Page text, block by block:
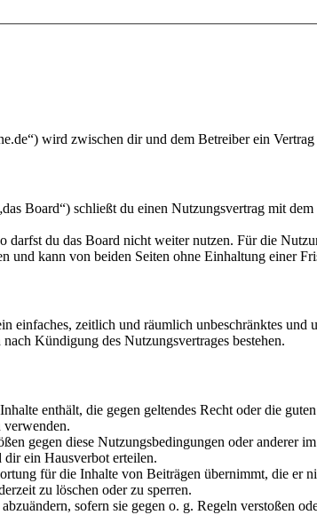
wird zwischen dir und dem Betreiber ein
Board“) schließt du einen Nutzungsvertrag mit
darfst du das Board nicht weiter nutzen. Für die
und kann von beiden Seiten ohne Einhaltung einer
einfaches, zeitlich und räumlich unbeschränktes
Kündigung des Nutzungsvertrages bestehen.
enthält, die gegen geltendes Recht oder die
gegen diese Nutzungsbedingungen oder
dir ein Hausverbot erteilen.
für die Inhalte von Beiträgen übernimmt, die er
zu löschen oder zu sperren.
sofern sie gegen o. g. Regeln verstoßen